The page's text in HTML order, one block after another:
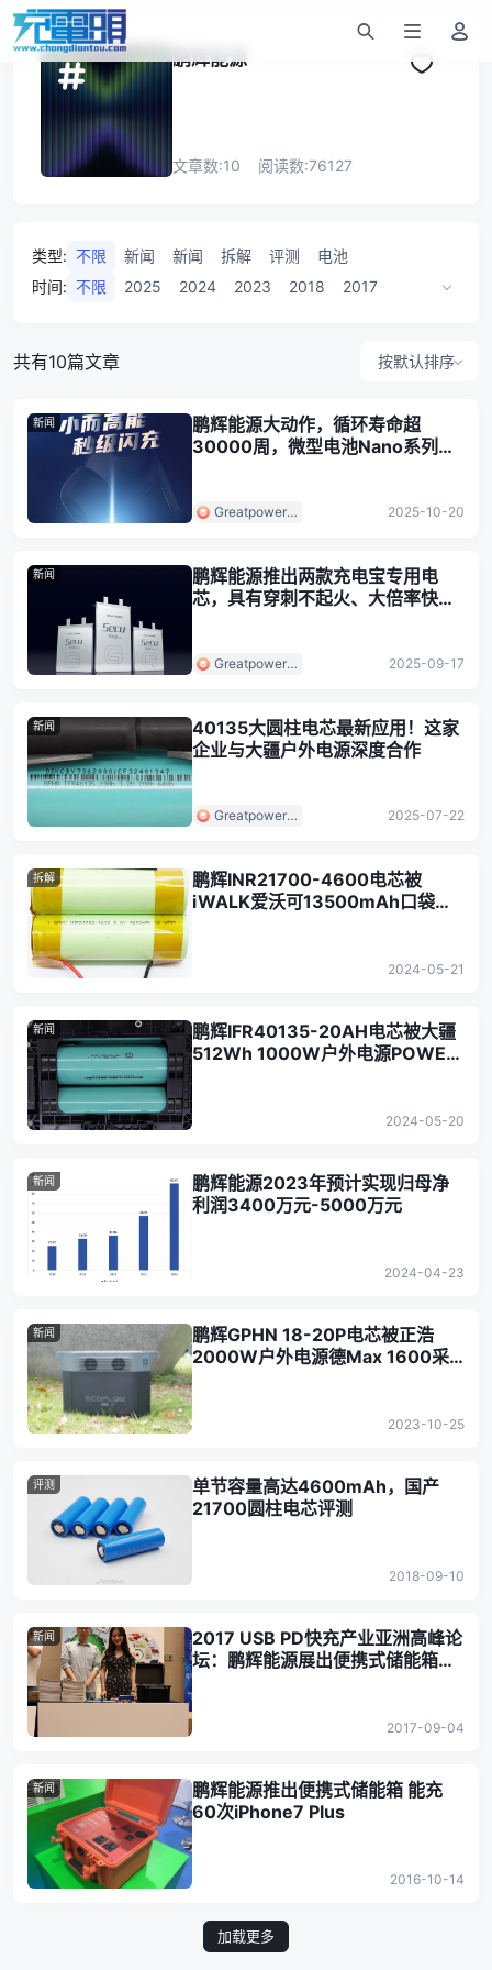
鹏辉能源
文章数:10 阅读数:76127
类型: 不限 新闻 新闻 拆解 评测
电池
时间: 不限 2025 2024 2023 2018
2017
共有10篇文章 按默认排序
新闻
鹏辉能源大动作，循环寿命超
30000周，微型电池Nano系列重
Greatpower
2025-10-20
新闻
鹏辉能源推出两款充电宝专用电
芯，具有穿刺不起火、大倍率快
Greatpower
2025-09-17
新闻
40135大圆柱电芯最新应用！这家
企业与大疆户外电源深度合作
Greatpower
2025-07-22
拆解
鹏辉INR21700-4600电芯被
iWALK爱沃可13500mAh口袋充
2024-05-21
新闻
鹏辉IFR40135-20AH电芯被大疆
512Wh 1000W户外电源POWER
2024-05-20
新闻
鹏辉能源2023年预计实现归母净
利润3400万元-5000万元
2024-04-23
新闻
鹏辉GPHN 18-20P电芯被正浩
2000W户外电源德Max 1600采
2023-10-25
评测
单节容量高达4600mAh，国产
21700圆柱电芯评测
2018-09-10
新闻
2017 USB PD快充产业亚洲高峰论
坛：鹏辉能源展出便携式储能箱，
2017-09-04
新闻
鹏辉能源推出便携式储能箱 能充
60次iPhone7 Plus
2016-10-14
加载更多